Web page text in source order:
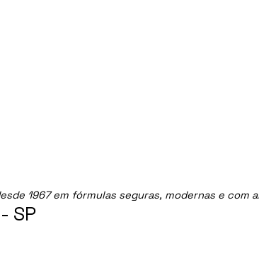
1967 em fórmulas seguras, modernas e com
SP